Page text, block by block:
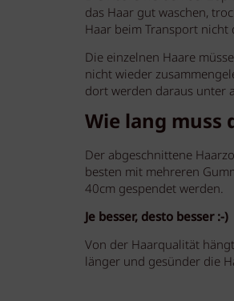
das Haar gut waschen,
Haar beim Transport
Die einzelnen Haare
nicht wieder
dort werden daraus unter
Wie lang muss
Der abgeschnittene
besten mit mehreren
40cm gespendet werden.
Je besser, desto besser :-)
Von der Haarqualität
länger und gesünder die